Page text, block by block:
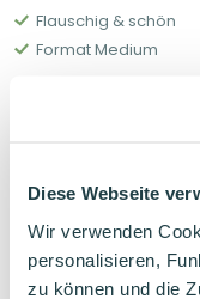
Diese Webseite
Wir verwenden
personalisieren,
zu können und die
Flauschig & schön
Format Medium
Verwandte